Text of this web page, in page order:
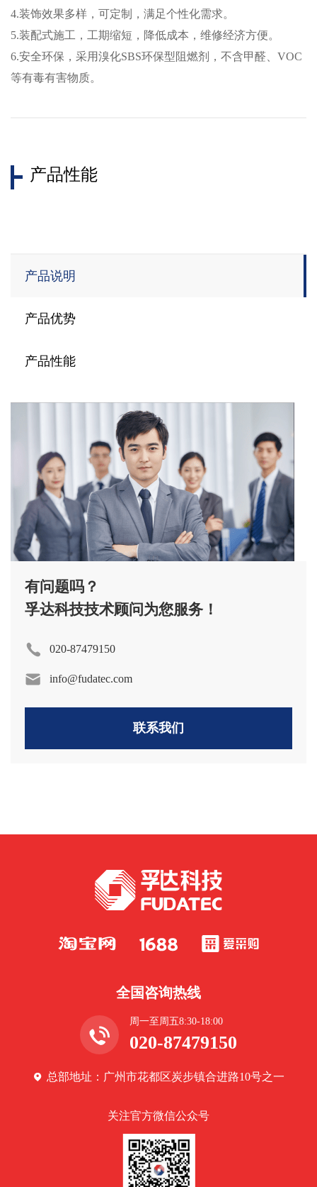
4.装饰效果多样，可定制，满足个性化需求。
5.装配式施工，工期缩短，降低成本，维修经济方便。
6.安全环保，采用溴化SBS环保型阻燃剂，不含甲醛、VOC
等有毒有害物质。
产品性能
产品说明
产品优势
产品性能
有问题吗？
孚达科技技术顾问为您服务！
020-87479150
info@fudatec.com
联系我们
全国咨询热线
周一至周五8:30-18:00
020-87479150
总部地址：广州市花都区炭步镇合进路10号之一
关注官方微信公众号